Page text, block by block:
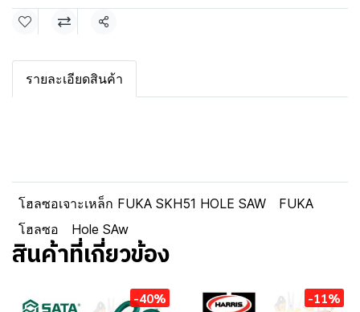
แชร์
รายละเอียดสินค้า
โฮลซอเจาะเหล็ก FUKA SKH51 HOLE SAW
FUKA
โฮลซอ
Hole SAw
สินค้าที่เกี่ยวข้อง
-40% -11%